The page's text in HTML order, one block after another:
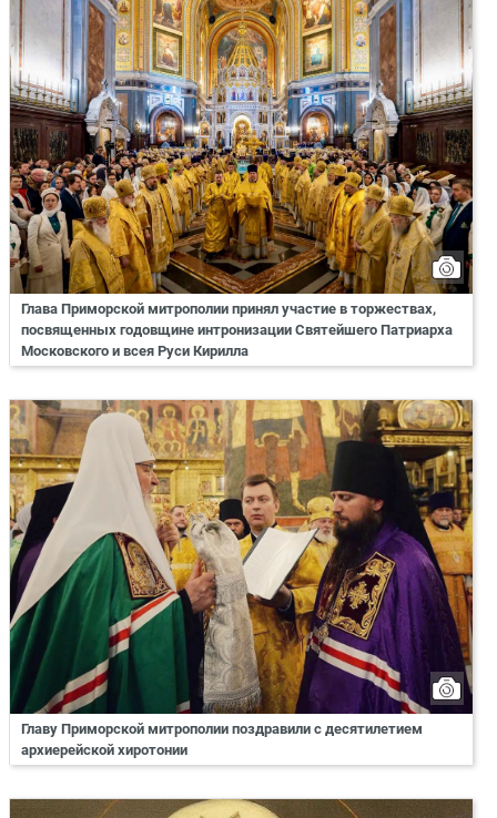
Глава Приморской митрополии принял участие в торжествах,
посвященных годовщине интронизации Святейшего Патриарха
Московского и всея Руси Кирилла
Главу Приморской митрополии поздравили с десятилетием
архиерейской хиротонии